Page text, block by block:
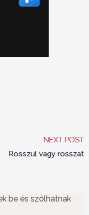
NEXT POST
Rosszul vagy rosszat
be és szólhatnak